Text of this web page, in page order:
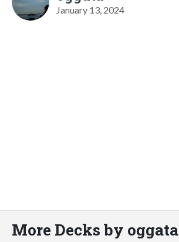
January 13, 2024
More Decks by oggata